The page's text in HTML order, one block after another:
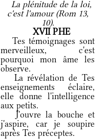
La plénitude de la loi,
c'est l'amour (Rom 13,
10).
XVII PHE
Tes témoignages sont
merveilleux, c'est
pourquoi mon âme les
observe.
La révélation de Tes
enseignements éclaire,
elle donne l'intelligence
aux petits.
J'ouvre la bouche et
j'aspire, car je soupire
après Tes préceptes.